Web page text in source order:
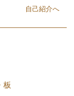
自己紹介へ
板